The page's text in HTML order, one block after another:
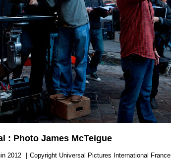
: Photo James McTeigue
2012
Copyright Universal Pictures International France